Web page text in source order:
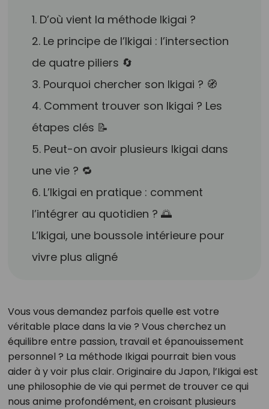
1. D’où vient la méthode Ikigai ?
2. Le principe de l’Ikigai : l’intersection
de quatre piliers 🔄
3. Pourquoi chercher son Ikigai ? 🧭
4. Comment trouver son Ikigai ? Les
étapes clés 📝
5. Peut-on avoir plusieurs Ikigai dans
une vie ? 🔁
6. L’Ikigai en pratique : comment
l’intégrer au quotidien ? 🌅
L’Ikigai, une boussole intérieure pour
vivre plus aligné
Vous vous demandez parfois quelle est votre
véritable place dans la vie ? Vous cherchez un
équilibre entre passion, travail et épanouissement
personnel ? La méthode Ikigai pourrait bien vous
aider à y voir plus clair. Originaire du Japon, l’Ikigai est
une philosophie de vie qui permet de trouver ce qui
nous anime profondément, en croisant plusieurs